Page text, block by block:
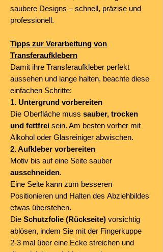
saubere Designs – schnell, präzise und
professionell.
Tipps zur Verarbeitung von
Transferaufklebern
Damit ihre Transferaufkleber perfekt
aussehen und lange halten, beachte diese
einfachen Schritte:
1. Untergrund vorbereiten
Die Oberfläche muss sauber, trocken
und fettfrei sein. Am besten vorher mit
Alkohol oder Glasreiniger abwischen.
2. Aufkleber vorbereiten
Motiv bis auf eine Seite sauber
ausschneiden.
Eine Seite kann zum besseren
Positionieren und Halten des Abziehbildes
etwas überstehen.
Die Schutzfolie (Rückseite) vorsichtig
ablösen, indem Sie mit der Fingerkuppe
2-3 mal über eine Ecke streichen und